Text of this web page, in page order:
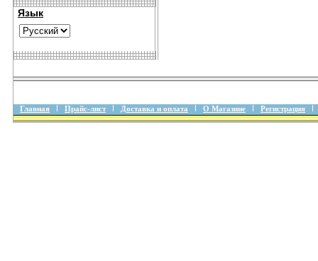
Язык
Главная Прайс-лист Доставка и оплата О Магазине Регистрация